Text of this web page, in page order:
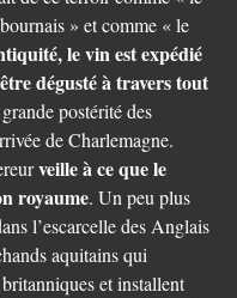
» et comme « le
le vin est expédié
dégusté à travers tout
postérité des
de Charlemagne.
veille à ce que le
royaume. Un peu plus
l’escarcelle des Anglais
aquitains qui
et installent